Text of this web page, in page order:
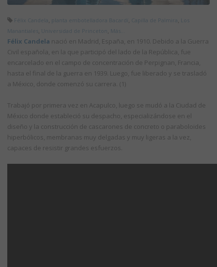
Félix Candela, planta embotelladora Bacardí, Capilla de Palmira, Los
Manantiales, Universidad de Princeton, Más...
Félix Candela nació en Madrid, España, en 1910. Debido a la Guerra
Civil española, en la que participó del lado de la República, fue
encarcelado en el campo de concentración de Perpignan, Francia,
hasta el final de la guerra en 1939. Luego, fue liberado y se trasladó
a México, donde comenzó su carrera. (1)
Trabajó por primera vez en Acapulco, luego se mudó a la Ciudad de
México donde estableció su despacho, especializándose en el
diseño y la construcción de cascarones de concreto o paraboloides
hiperbólicos, membranas muy delgadas y muy ligeras a la vez,
capaces de resistir grandes esfuerzos.